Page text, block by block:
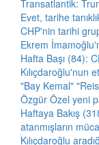
Transatlantik:
Evet, tarihe
CHP'nin tarihi
Ekrem
Hafta Başı (84):
Kılıçdaroğlu'nun
"Bay Kemal"
Özgür Özel yeni
Haftaya Bakış
atanmışların
Kılıçdaroğlu